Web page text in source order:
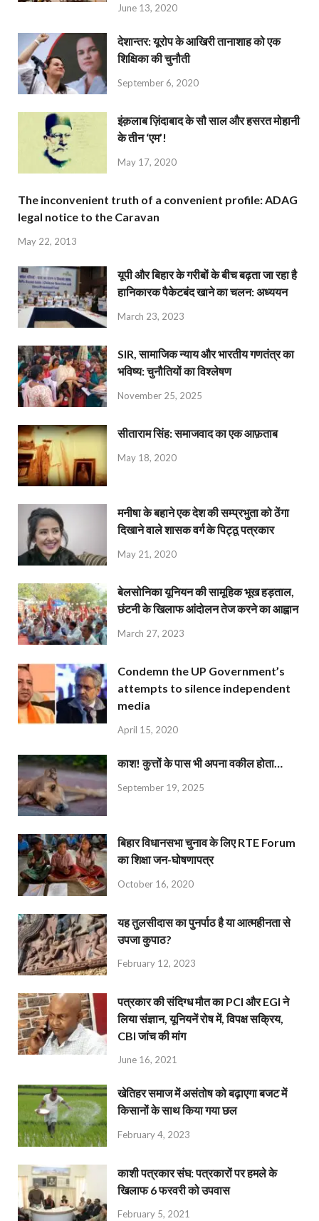
June 13, 2020
देशान्‍तर: यूरोप के आखिरी तानाशाह को एक
शिक्षिका की चुनौती
September 6, 2020
इंक़लाब ज़िंदाबाद के सौ साल और हसरत मोहानी
के तीन ‘एम’!
May 17, 2020
The inconvenient truth of a convenient profile: ADAG
legal notice to the Caravan
May 22, 2013
यूपी और बिहार के गरीबों के बीच बढ़ता जा रहा है
हानिकारक पैकेटबंद खाने का चलन: अध्ययन
March 23, 2023
SIR, सामाजिक न्याय और भारतीय गणतंत्र का
भविष्य: चुनौतियों का विश्लेषण
November 25, 2025
सीताराम सिंह: समाजवाद का एक आफ़ताब
May 18, 2020
मनीषा के बहाने एक देश की सम्प्रभुता को ठेंगा
दिखाने वाले शासक वर्ग के पिट्ठू पत्रकार
May 21, 2020
बेलसोनिका यूनियन की सामूहिक भूख हड़ताल,
छंटनी के खिलाफ आंदोलन तेज करने का आह्वान
March 27, 2023
Condemn the UP Government’s
attempts to silence independent
media
April 15, 2020
काश! कुत्तों के पास भी अपना वकील होता…
September 19, 2025
बिहार विधानसभा चुनाव के लिए RTE Forum
का शिक्षा जन-घोषणापत्र
October 16, 2020
यह तुलसीदास का पुनर्पाठ है या आत्महीनता से
उपजा कुपाठ?
February 12, 2023
पत्रकार की संदिग्ध मौत का PCI और EGI ने
लिया संज्ञान, यूनियनें रोष में, विपक्ष सक्रिय,
CBI जांच की मांग
June 16, 2021
खेतिहर समाज में असंतोष को बढ़ाएगा बजट में
किसानों के साथ किया गया छल
February 4, 2023
काशी पत्रकार संघ: पत्रकारों पर हमले के
खिलाफ 6 फरवरी को उपवास
February 5, 2021